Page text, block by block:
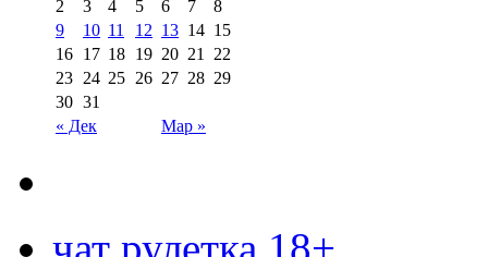
« Дек Мар »
2
3 4 5 6 7
8
9
10 11 12 13 14 15
16 17 18 19 20 21
22
23 24 25 26 27 28 29
30 31